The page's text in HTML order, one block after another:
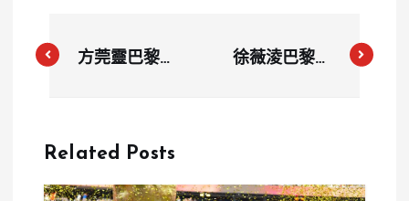
方莞靈巴黎奧
名！打破全國
徐薇淩巴黎奧
Related Posts